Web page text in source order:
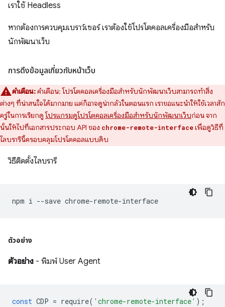
เราใช้ Headless
หากต้องการควบคุมเบราว์เซอร์ เราต้องใช้โปรโตคอลเครื่องมือสำหรับ
นักพัฒนาเว็บ
การดึงข้อมูลเกี่ยวกับหน้าเว็บ
คำเตือน:คำเตือน: โปรโตคอลเครื่องมือสำหรับนักพัฒนาเว็บสามารถทำสิ่ง
ต่างๆ ที่น่าสนใจได้มากมาย แต่ก็อาจดูน่ากลัวในตอนแรก เราขอแนะนำให้ใช้เวลาสัก
ครู่ในการเรียกดูโปรแกรมดูโปรโตคอลเครื่องมือสำหรับนักพัฒนาเว็บก่อน จาก
นั้นให้ไปที่เอกสารประกอบ API ของ chrome-remote-interfaceเพื่อดูวิธีที่
ไลบรารีนี้ครอบคลุมโปรโตคอลแบบดิบ
วิธีติดตั้งไลบรารี
npm i --save
ตัวอย่าง
ตัวอย่าง - พิมพ์ User Agent
const CDP = require( 'chrome-remote-interface' );